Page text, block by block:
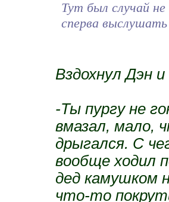
Тут был случай
сперва
Вздохнул Дэн
-Ты пургу не
вмазал, мало,
дрыгался. С
вообще ходил
дед камушком
что-то